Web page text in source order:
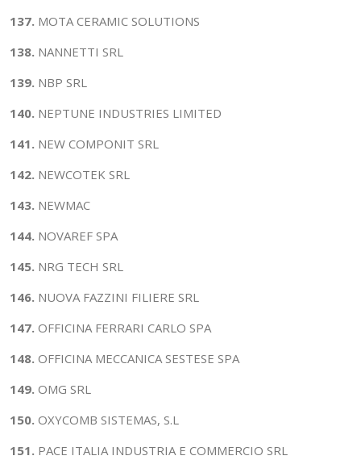
137. MOTA CERAMIC SOLUTIONS
138. NANNETTI SRL
139. NBP SRL
140. NEPTUNE INDUSTRIES LIMITED
141. NEW COMPONIT SRL
142. NEWCOTEK SRL
143. NEWMAC
144. NOVAREF SPA
145. NRG TECH SRL
146. NUOVA FAZZINI FILIERE SRL
147. OFFICINA FERRARI CARLO SPA
148. OFFICINA MECCANICA SESTESE SPA
149. OMG SRL
150. OXYCOMB SISTEMAS, S.L
151. PACE ITALIA INDUSTRIA E COMMERCIO SRL